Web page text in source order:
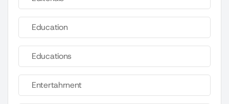
Education
Educations
Entertahrnent